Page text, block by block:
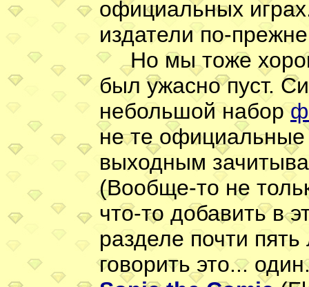
официальных
издатели по-
Но мы тоже
был ужасно пуст.
небольшой набор
не те официальные
выходным
(Вообще-то не
что-то добавить в
разделе почти
говорить это...